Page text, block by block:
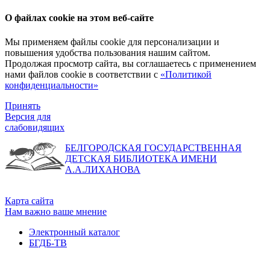
О файлах cookie на этом веб-сайте
Мы применяем файлы cookie для персонализации и
повышения удобства пользования нашим сайтом.
Продолжая просмотр сайта, вы соглашаетесь с применением
нами файлов cookie в соответствии с «Политикой
конфиденциальности»
Принять
Версия для
слабовидящих
БЕЛГОРОДСКАЯ ГОСУДАРСТВЕННАЯ
ДЕТСКАЯ БИБЛИОТЕКА ИМЕНИ
А.А.ЛИХАНОВА
Карта сайта
Нам важно ваше мнение
Электронный каталог
БГДБ-ТВ